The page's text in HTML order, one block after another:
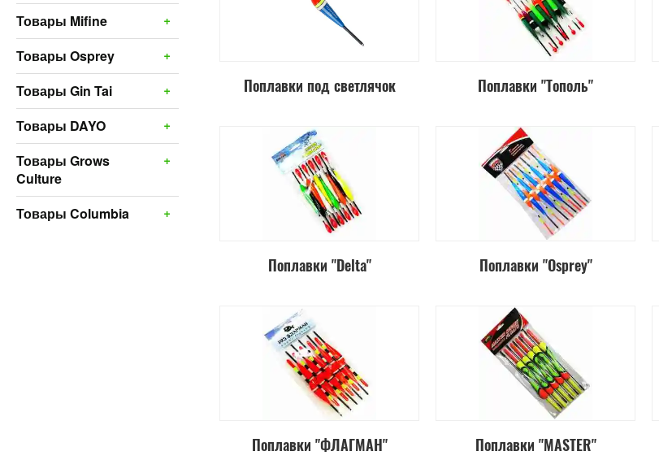
+
Товары Mifine
+
Товары Osprey
+
Товары Gin Tai
+
Товары DAYO
+
Товары Grows
Culture
+
Товары Columbia
Поплавки под светлячок Поплавки "Тополь"
Поплавки "Delta" Поплавки "Osprey"
Поплавки "ФЛАГМАН" Поплавки "MASTER"